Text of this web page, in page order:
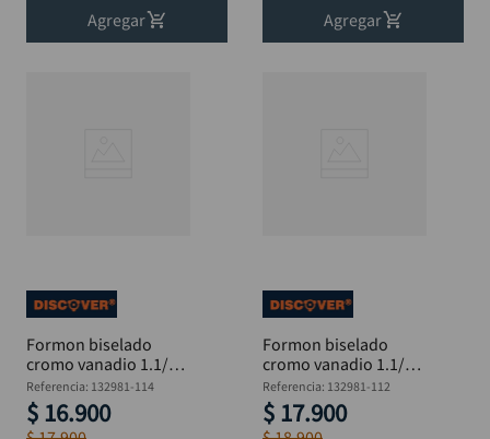
Agregar
Agregar
Formon biselado
cromo vanadio 1.1/4"
DISCOVER
Referencia: 132981-114
$ 16.900
Formon biselado
cromo vanadio 1.1/2"
DISCOVER
Referencia: 132981-112
$ 17.900